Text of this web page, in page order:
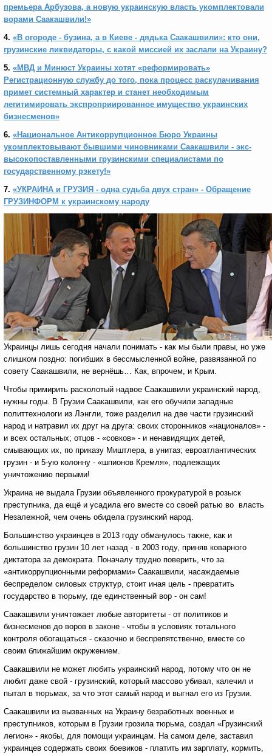
премьера Арбузова, а новую украинскую власть укомплектовали
ворами Саакашвили!»
4. «В огороде - бузина, а в Киеве - дядька Саакашвили»: кто они,
грузинские ликвидаторы, с какой миссией их заслали на Украину?
5. «МВД и Минюст Украины хотят «реформировать»
Регистрационную службу до того, пока процесс раскулачивания
примет системный характер и станет необходимым
легитимировать экспроприированное имущество украинских
бизнесменов»
6. «Национальное Антикоррупционное Бюро Украины
укомплектовывают бывшими чиновниками Саакашвили - экс-
высокопоставленными грузинскими специалистами по
государственному рэкету!»
7. «УКРАИНА и ГРУЗИЯ - одна судьба двух стран» - Обращение
ГРУЗИНФОРМ к украинскому народу
Украинцы лишь сегодня начали понимать - как мы были правы, но уже
слишком поздно: погибших в бессмысленной войне, развязанной по
совету Саакашвили, не вернёшь… Как, впрочем, и Крым.
Чтобы примирить расколотый надвое Саакашвили украинский народ,
нужны годы. В Грузии Саакашвили, как его обучили западные
политтехнологи из Лэнгли, тоже разделил на две части грузинский
народ и натравил их друг на друга: своих сторонников «националов» -
и всех остальных; отцов - «совков» - и ненавидящих детей,
смывающих их, по приказу Миштлера, в унитаз; евроатлантических
грузин - и 5-ую колонну - «шпионов Кремля», подлежащих
уничтожению первыми!
Украина не выдала Грузии объявленного прокуратурой в розыск
преступника, да ещё и усадила его вместе со своей ратью во власть
Незалежной, чем очень обидела грузинский народ.
Большинство украинцев в 2013 году обманулось также, как и
большинство грузин 10 лет назад - в 2003 году, приняв коварного
диктатора за демократа. Поначалу трудно поверить, что за
«антикоррупционными реформами» Саакашвили, насаждаемые
беспределом силовых структур, стоит иная цель - превратить
государство в тюрьму, где единственный вор - он сам!
Саакашвили уничтожает любые авторитеты - от политиков и
бизнесменов до воров в законе - чтобы в условиях тотального
контроля обогащаться - сказочно и беспрепятственно, вместе со
своим ближайшим окружением.
Саакашвили не может любить украинский народ, потому что он не
любит даже свой - грузинский, который массово убивал, калечил и
пытал в тюрьмах, за что этот самый народ и выгнал его из Грузии.
Саакашвили из вызванных на Украину безработных военных и
преступников, которым в Грузии грозила тюрьма, создал «Грузинский
легион» - якобы, для помощи украинцам. На самом деле, заставил
украинцев содержать своих боевиков - платить им зарплату, кормить,